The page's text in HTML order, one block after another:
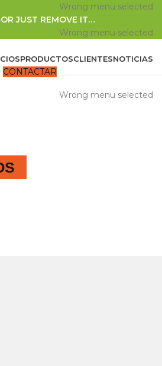
Wrong menu selected
JUST REMOVE IT…
Wrong menu selected
PRODUCTOSCLIENTESNOTICIAS
CONTACTAR
Wrong menu selected